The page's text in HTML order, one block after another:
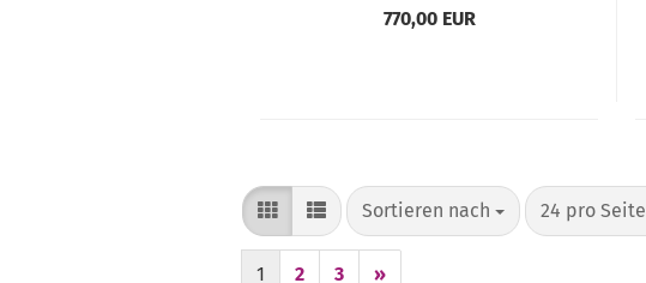
770,00 EUR
Sortieren nach
Sortieren nach 24 pro Seite
pro Seite
1 2 3 »